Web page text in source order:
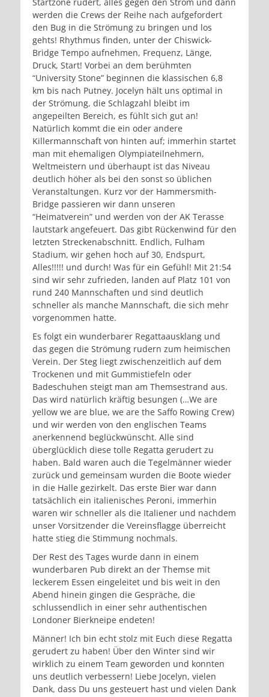
werden die Crews der Reihe nach aufgefordert
den Bug in die Strömung zu bringen und los
gehts! Rhythmus finden, unter der Chiswick-
Bridge Tempo aufnehmen, Frequenz, Länge,
Druck, Start! Vorbei an dem berühmten
“University Stone” beginnen die klassischen 6,8
km bis nach Putney. Jocelyn hält uns optimal in
der Strömung, die Schlagzahl bleibt im
angepeilten Bereich, es fühlt sich gut an!
Natürlich kommt die ein oder andere
Killermannschaft von hinten auf; immerhin startet
man mit ehemaligen Olympiateilnehmern,
Weltmeistern und überhaupt ist das Niveau
deutlich höher als bei den sonst so üblichen
Veranstaltungen. Kurz vor der Hammersmith-
Bridge passieren wir dann unseren
“Heimatverein” und werden von der AK Terasse
lautstark angefeuert. Das gibt Rückenwind für den
letzten Streckenabschnitt. Endlich, Fulham
Stadium, wir gehen hoch auf 30, Endspurt,
Alles!!!!! und durch! Was für ein Gefühl! Mit 21:54
sind wir sehr zufrieden, landen auf Platz 101 von
rund 240 Mannschaften und sind deutlich
schneller als manche Mannschaft, die sich mehr
vorgenommen hatte.
Es folgt ein wunderbarer Regattaausklang und
das gegen die Strömung rudern zum heimischen
Verein. Der Steg liegt zwischenzeitlich auf dem
Trockenen und mit Gummistiefeln oder
Badeschuhen steigt man am Themsestrand aus.
Das wird natürlich kräftig besungen (…We are
yellow we are blue, we are the Saffo Rowing Crew)
und wir werden von den englischen Teams
anerkennend beglückwünscht. Alle sind
überglücklich diese tolle Regatta gerudert zu
haben. Bald waren auch die Tegelmänner wieder
zurück und gemeinsam wurden die Boote wieder
in die Halle gezirkelt. Das erste Bier war dann
tatsächlich ein italienisches Peroni, immerhin
waren wir schneller als die Italiener und nachdem
unser Vorsitzender die Vereinsflagge überreicht
hatte stieg die Stimmung nochmals.
Der Rest des Tages wurde dann in einem
wunderbaren Pub direkt an der Themse mit
leckerem Essen eingeleitet und bis weit in den
Abend hinein gingen die Gespräche, die
schlussendlich in einer sehr authentischen
Londoner Bierkneipe endeten!
Männer! Ich bin echt stolz mit Euch diese Regatta
gerudert zu haben! Über den Winter sind wir
wirklich zu einem Team geworden und konnten
uns deutlich verbessern! Liebe Jocelyn, vielen
Dank, dass Du uns gesteuert hast und vielen Dank